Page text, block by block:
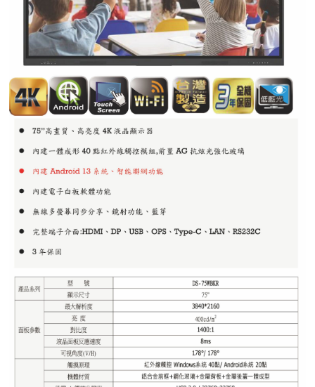
車輪檔防撞條系列
智能電子鎖系列
電動遮陽簾系列
監控系統系列
影視對講整合系統系列